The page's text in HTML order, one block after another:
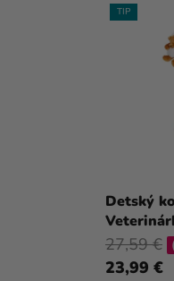
TIP
Detský
23,99 €
27,59 €